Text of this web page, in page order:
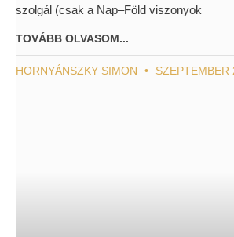
szolgál (csak a Nap–Föld viszonyok
TOVÁBB OLVASOM...
HORNYÁNSZKY SIMON SZEPTEMBER